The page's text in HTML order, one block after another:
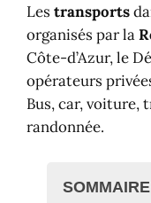
Lestransports
organisés par la
Côte-d’Azur, le
opérateurs
Bus, car, voiture,
randonnée.
SOMMAIRE